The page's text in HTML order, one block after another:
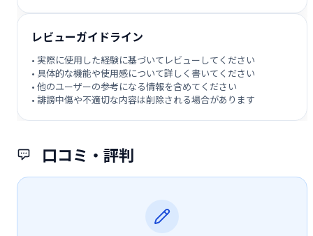
口コミ・評判
レビューガイドライン
• 実際に使用した経験に基づいてレビューしてください
• 具体的な機能や使用感について詳しく書いてください
• 他のユーザーの参考になる情報を含めてください
• 誹謗中傷や不適切な内容は削除される場合があります